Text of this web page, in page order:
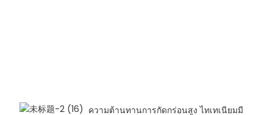
ความต้านทานการกัดกร่อนสูง ไทเทเนียมมี